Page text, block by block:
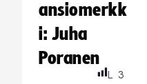
ansiomerkk
i: Juha
Poranen
L 3